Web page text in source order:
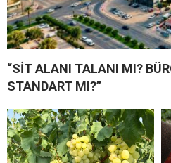
“SİT ALANI TALANI MI?
STANDART MI?”